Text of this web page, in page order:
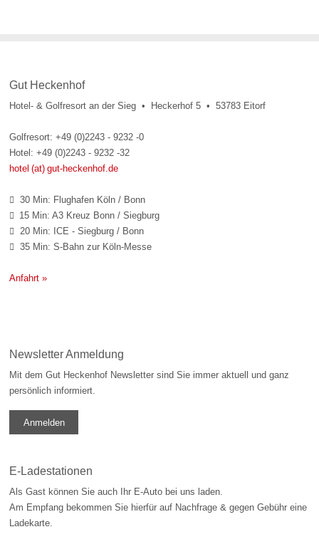
Gut Heckenhof
Hotel- & Golfresort an der Sieg • Heckerhof 5 • 53783 Eitorf
Golfresort: +49 (0)2243 - 9232 -0
Hotel: +49 (0)2243 - 9232 -32
hotel (at) gut-heckenhof.de
 30 Min: Flughafen Köln / Bonn
 15 Min: A3 Kreuz Bonn / Siegburg
 20 Min: ICE - Siegburg / Bonn
 35 Min: S-Bahn zur Köln-Messe
Anfahrt »
Newsletter Anmeldung
Mit dem Gut Heckenhof Newsletter sind Sie immer aktuell und ganz
persönlich informiert.
Anmelden
E-Ladestationen
Als Gast können Sie auch Ihr E-Auto bei uns laden.
Am Empfang bekommen Sie hierfür auf Nachfrage & gegen Gebühr eine
Ladekarte.